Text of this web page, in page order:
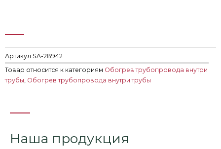
Артикул SA-28942
Товар относится к категориям Обогрев трубопровода внутри
трубы Обогрев трубопровода внутри трубы
Наша продукция